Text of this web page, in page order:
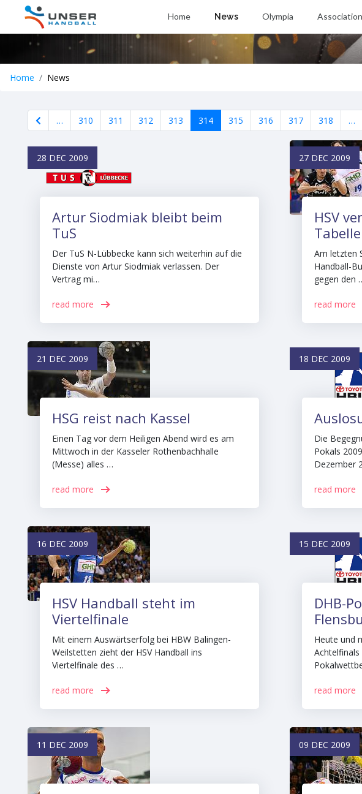
Home News Olympia
Home News
… 310 311 312 313 314 315 316 317 318 …
28 DEC 2009
Artur Siodmiak bleibt beim
TuS
Der TuS N-Lübbecke kann sich weiterhin auf die
Dienste von Artur Siodmiak verlassen. Der
Vertrag mi…
read more
27 DEC 2009
HSV
Am letzten
Handball-
gegen den
read more
21 DEC 2009
HSG reist nach Kassel
Einen Tag vor dem Heiligen Abend wird es am
Mittwoch in der Kasseler Rothenbachhalle
(Messe) alles …
read more
18 DEC 2009
Die
Pokals
Dezember
read more
16 DEC 2009
HSV Handball steht im
Viertelfinale
Mit einem Auswärtserfolg bei HBW Balingen-
Weilstetten zieht der HSV Handball ins
Viertelfinale des …
read more
15 DEC 2009
DHB-
Heute und
read more
11 DEC 2009 09 DEC 2009